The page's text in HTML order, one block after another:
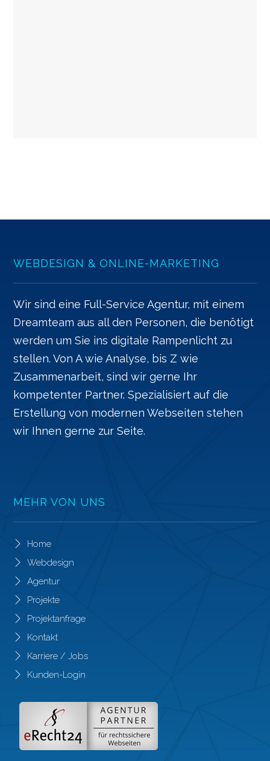
WEBDESIGN & ONLINE-MARKETING
Wir sind eine Full-Service Agentur, mit einem
Dreamteam aus all den Personen, die benötigt
werden um Sie ins digitale Rampenlicht zu
stellen. Von A wie Analyse, bis Z wie
Zusammenarbeit, sind wir gerne Ihr
kompetenter Partner. Spezialisiert auf die
Erstellung von modernen Webseiten stehen
wir Ihnen gerne zur Seite.
MEHR VON UNS
Home
Webdesign
Agentur
Projekte
Projektanfrage
Kontakt
Karriere / Jobs
Kunden-Login